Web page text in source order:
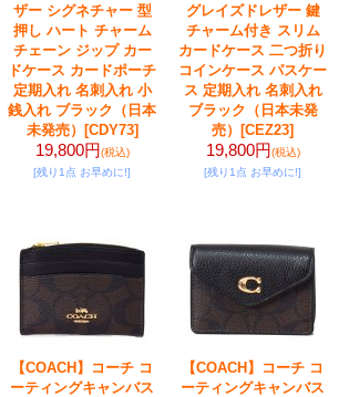
ザー シグネチャー 型
押し ハート チャーム
チェーン ジップ カー
ドケース カードポーチ
定期入れ 名刺入れ 小
銭入れ ブラック（日本
未発売）
[CDY73]
19,800円(税込)
[残り1点 お早めに!]
グレイズドレザー 鍵
チャーム付き スリム
カードケース 二つ折り
コインケース パスケー
ス 定期入れ 名刺入れ
ブラック（日本未発
売）
[CEZ23]
19,800円(税込)
[残り1点 お早めに!]
【COACH】コーチ コ
ーティングキャンバス
【COACH】コーチ コ
ーティングキャンバス